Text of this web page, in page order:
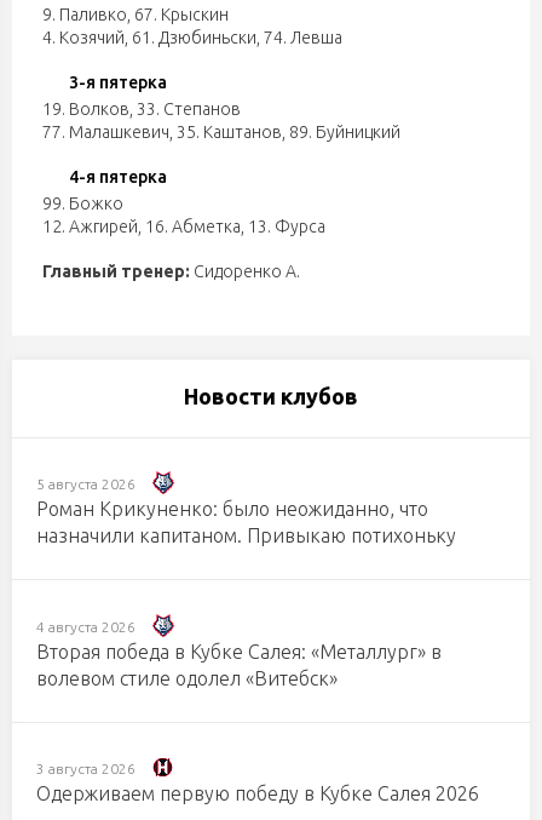
9. Паливко 67. Крыскин
4. Козячий 61. Дзюбиньски 74. Левша
3-я пятерка
19. Волков 33. Степанов
77. Малашкевич 35. Каштанов 89. Буйницкий
4-я пятерка
99. Божко
12. Ажгирей 16. Абметка 13. Фурса
Главный тренер: Сидоренко А.
Новости клубов
5 августа 2026
Роман Крикуненко: было неожиданно, что
назначили капитаном. Привыкаю потихоньку
4 августа 2026
Вторая победа в Кубке Салея: «Металлург» в
волевом стиле одолел «Витебск»
3 августа 2026
Одерживаем первую победу в Кубке Салея 2026